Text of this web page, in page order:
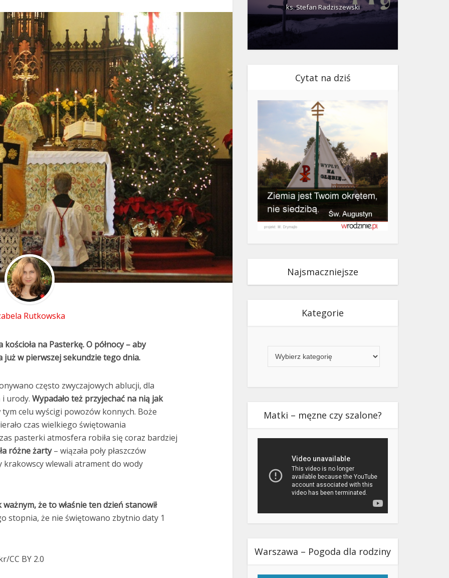
Rutkowska
na Pasterkę. O północy – aby
już w pierwszej sekundzie tego dnia.
często zwyczajowych ablucji, dla
urody. Wypadało też przyjechać na nią jak
celu wyścigi powozów konnych. Boże
czas wielkiego świętowania
pasterki atmosfera robiła się coraz bardziej
różne żarty– wiązała poły płaszczów
krakowscy wlewali atrament do wody
że to właśnie ten dzień stanowił
stopnia, że nie świętowano zbytnio daty 1
CC BY 2.0
ks. Stefan Radziszewski
Cytat na dziś
Najsmaczniejsze
Kategorie
Matki – męzne czy szalone?
Warszawa – Pogoda dla rodziny